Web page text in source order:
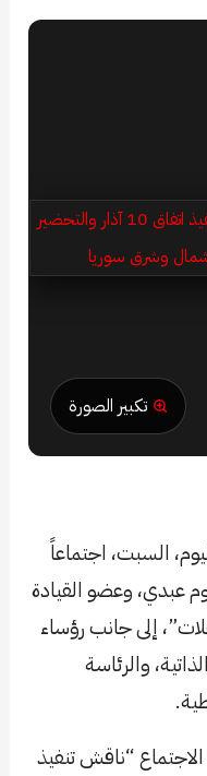
تكبير الصورة
السبت، اجتماعاً
عبدي، وعضو القيادة
إلى جانب رؤساء
والرئاسة
“ناقش تنفيذ